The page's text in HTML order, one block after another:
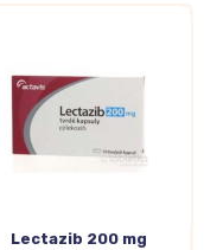
Lectazib 200 mg